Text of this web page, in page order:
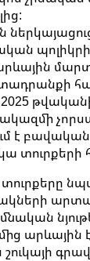
է
տուրքերը
արևային